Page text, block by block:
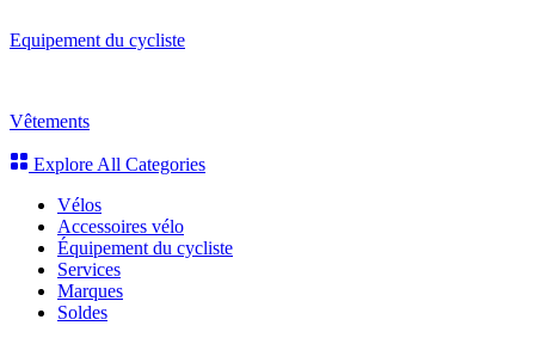
Equipement du cycliste
Vêtements
Explore All Categories
Vélos
Accessoires vélo
Équipement du cycliste
Services
Marques
Soldes